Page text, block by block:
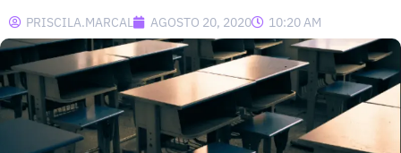
PRISCILA.MARCAL AGOSTO 20, 2020 10:20 AM